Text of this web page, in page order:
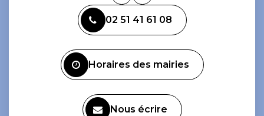
le
compte
le
compte
02 51 41 61 08
Horaires des mairies
Nous écrire